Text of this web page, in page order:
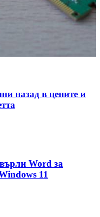
назад в цените и
Word за
11